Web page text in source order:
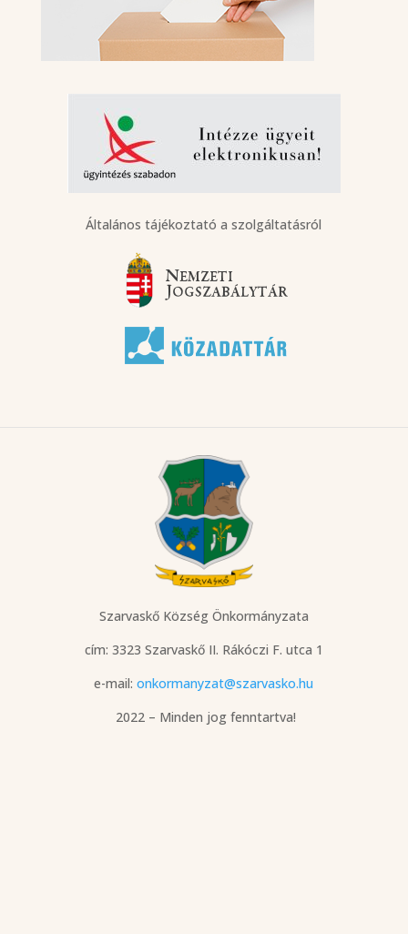
Általános tájékoztató a szolgáltatásról
Szarvaskő Község Önkormányzata
cím: 3323 Szarvaskő II. Rákóczi F. utca 1
e-mail:onkormanyzat@szarvasko.hu
2022 – Minden jog fenntartva!